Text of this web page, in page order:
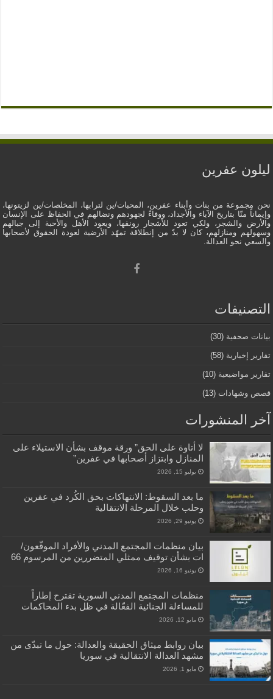
ليلون عفرين
نحن مجموعة من بنات وأبناء عفرين، المحبات/ين لترابها، المخلصات/ين لزيتونها،
وإيماناً منّا بتاريخ الآباء والأجداد، ووفاءً لجهودهم ونضالهم في الحفاظ على الإنسان
والأرض والشجر، ولكي تعود للأشجار رونقها، ويعود الأهل والأحبة إلى جبالهم
وسهولهم ومنازلهم، كان لا بدّ من إنطلاقة تمهّد الأرضية لعودة الحقوق لأصحابها
والسعي نحو العدالة.
التصنيفات
بيانات صحفية (30)
تقارير إخبارية (58)
تقارير مواضيعية (10)
قصص وشهادات (13)
آخر المنشورات
لا أتاوة على الحق” ورقة موقف بشأن الاستيلاء على
المنازل وابتزاز أصحابها في عفرين”
يوليو 15, 2026
ما بعد السقوط: الانتهاكات بحق الكُرد في عفرين
وحلب خلال المرحلة الانتقالية
يونيو 29, 2026
بيان منظمات المجتمع المدني والأفراد الموقّعون/
ات بشأن توقيف ممثلي المتضررين من المرسوم 66
يونيو 16, 2026
منظمات المجتمع المدني السورية تقترح إطاراً
للمساءلة الجنائية الفعّالة في ظل بدء المحاكمات
مايو 12, 2026
بيان روابط ميثاق الحقيقة والعدالة: حول ما تبدّى من
مشهد العدالة الانتقالية في سوريا
مايو 1, 2026